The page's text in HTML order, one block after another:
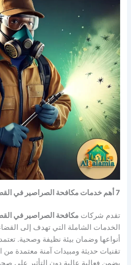
7 أهم خدمات مكافحة الصراصير في القطامية جاردنز
تقدم شركاتمكافحة الصراصير في
الخدمات الشاملة التي تهدف إلى
أنواعها وضمان بيئة نظيفة وصحية.
تقنيات حديثة ومبيدات آمنة معتمدة
يضمن فعالية عالية دون التأثير على